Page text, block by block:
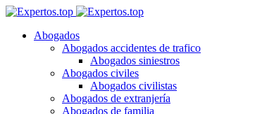
Abogados
Abogados accidentes de trafico
Abogados siniestros
Abogados civiles
Abogados civilistas
Abogados de extranjería
Abogados de familia